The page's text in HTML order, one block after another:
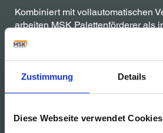
Zustimmung Details
Diese Webseite verwendet Cookies
Kombiniert mit vollautomatischen
arbeiten MSK Palettenförderer als
Transportsystem. Die Chemie-
Palettenförderer ist speziell auf die
Chemiebranche abgestimmt.
FÖRDERSYSTEME FÜR DIE